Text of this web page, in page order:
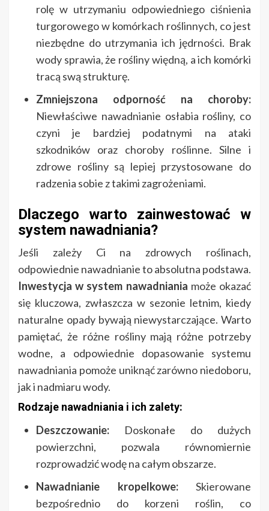
rolę w utrzymaniu odpowiedniego ciśnienia
turgorowego w komórkach roślinnych, co jest
niezbędne do utrzymania ich jędrności. Brak
wody sprawia, że rośliny więdną, a ich komórki
tracą swą strukturę.
Zmniejszona odporność na choroby:
Niewłaściwe nawadnianie osłabia rośliny, co
czyni je bardziej podatnymi na ataki
szkodników oraz choroby roślinne. Silne i
zdrowe rośliny są lepiej przystosowane do
radzenia sobie z takimi zagrożeniami.
Dlaczego warto zainwestować w
system nawadniania?
Jeśli zależy Ci na zdrowych roślinach,
odpowiednie nawadnianie to absolutna podstawa.
Inwestycja w system nawadniania może okazać
się kluczowa, zwłaszcza w sezonie letnim, kiedy
naturalne opady bywają niewystarczające. Warto
pamiętać, że różne rośliny mają różne potrzeby
wodne, a odpowiednie dopasowanie systemu
nawadniania pomoże uniknąć zarówno niedoboru,
jak i nadmiaru wody.
Rodzaje nawadniania i ich zalety:
Deszczowanie: Doskonałe do dużych
powierzchni, pozwala równomiernie
rozprowadzić wodę na całym obszarze.
Nawadnianie kropelkowe:Skierowane
bezpośrednio do korzeni roślin, co